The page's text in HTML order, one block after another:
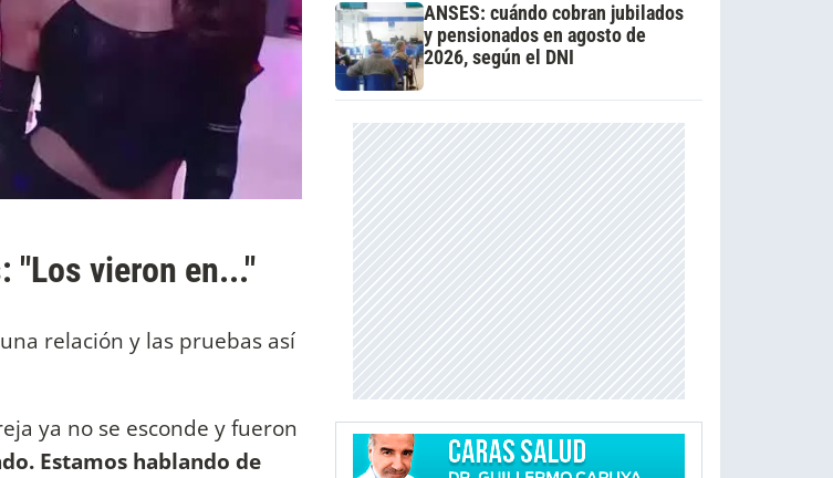
"Los vieron en..."
relación y las pruebas así
ya no se esconde y fueron
Estamos hablando de
ANSES: cuándo cobran jubilados
y pensionados en agosto de
2026, según el DNI